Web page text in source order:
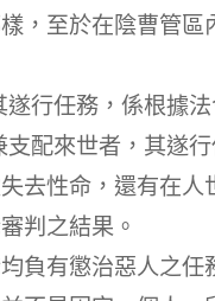
，至於在陰曹管
行任務，係根據
配來世者，其遂
去性命，還有在
判之結果。
負有懲治惡人之